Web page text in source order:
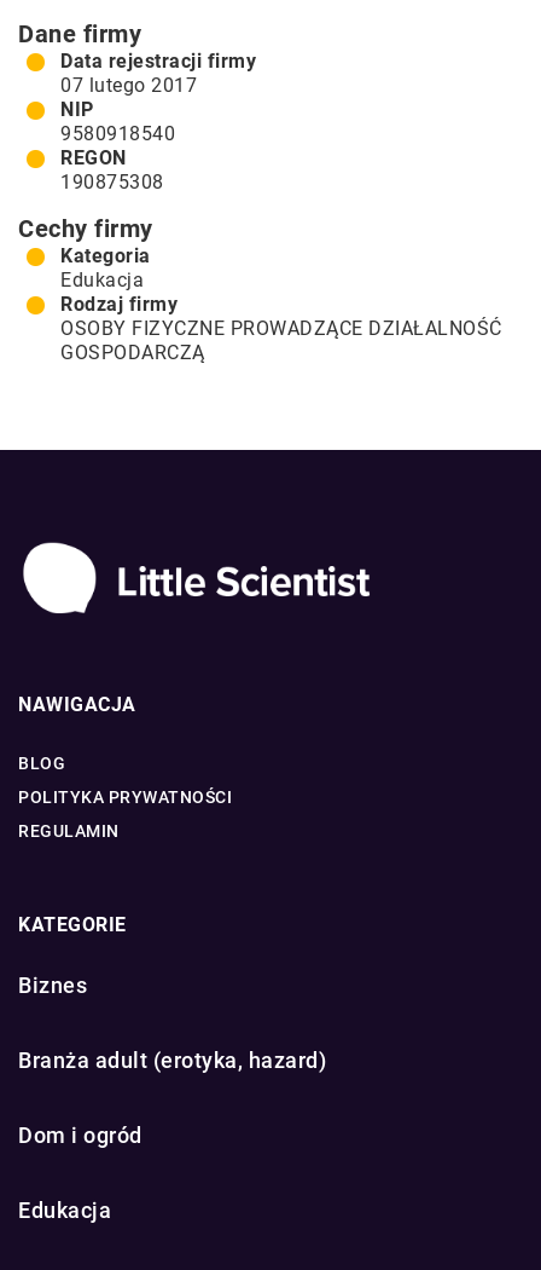
Dane firmy
Data rejestracji firmy
07 lutego 2017
NIP
9580918540
REGON
190875308
Cechy firmy
Kategoria
Edukacja
Rodzaj firmy
OSOBY FIZYCZNE PROWADZĄCE DZIAŁALNOŚĆ
GOSPODARCZĄ
NAWIGACJA
BLOG
POLITYKA PRYWATNOŚCI
REGULAMIN
KATEGORIE
Biznes
Branża adult (erotyka, hazard)
Dom i ogród
Edukacja